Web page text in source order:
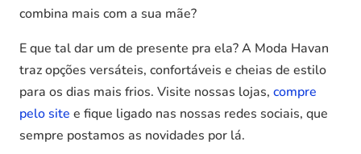
combina mais com a sua mãe?
E que tal dar um de presente pra ela? A Moda Havan
traz opções versáteis, confortáveis e cheias de estilo
para os dias mais frios. Visite nossas lojas, compre
pelo site e fique ligado nas nossas redes sociais, que
sempre postamos as novidades por lá.